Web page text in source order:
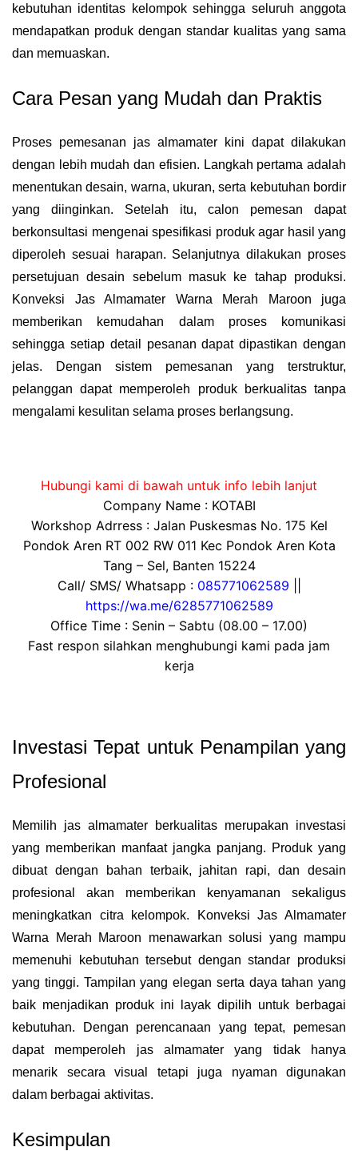
kebutuhan identitas kelompok sehingga seluruh anggota
mendapatkan produk dengan standar kualitas yang sama
dan memuaskan.
Cara Pesan yang Mudah dan Praktis
Proses pemesanan jas almamater kini dapat dilakukan
dengan lebih mudah dan efisien. Langkah pertama adalah
menentukan desain, warna, ukuran, serta kebutuhan bordir
yang diinginkan. Setelah itu, calon pemesan dapat
berkonsultasi mengenai spesifikasi produk agar hasil yang
diperoleh sesuai harapan. Selanjutnya dilakukan proses
persetujuan desain sebelum masuk ke tahap produksi.
Konveksi Jas Almamater Warna Merah Maroon juga
memberikan kemudahan dalam proses komunikasi
sehingga setiap detail pesanan dapat dipastikan dengan
jelas. Dengan sistem pemesanan yang terstruktur,
pelanggan dapat memperoleh produk berkualitas tanpa
mengalami kesulitan selama proses berlangsung.
Hubungi kami di bawah untuk info lebih lanjut
Company Name : KOTABI
Workshop Adrress : Jalan Puskesmas No. 175 Kel
Pondok Aren RT 002 RW 011 Kec Pondok Aren Kota
Tang – Sel, Banten 15224
Call/ SMS/ Whatsapp : 085771062589
https://wa.me/6285771062589
Office Time : Senin – Sabtu (08.00 – 17.00)
Fast respon silahkan menghubungi kami pada jam
kerja
Investasi Tepat untuk Penampilan yang
Profesional
Memilih jas almamater berkualitas merupakan investasi
yang memberikan manfaat jangka panjang. Produk yang
dibuat dengan bahan terbaik, jahitan rapi, dan desain
profesional akan memberikan kenyamanan sekaligus
meningkatkan citra kelompok. Konveksi Jas Almamater
Warna Merah Maroon menawarkan solusi yang mampu
memenuhi kebutuhan tersebut dengan standar produksi
yang tinggi. Tampilan yang elegan serta daya tahan yang
baik menjadikan produk ini layak dipilih untuk berbagai
kebutuhan. Dengan perencanaan yang tepat, pemesan
dapat memperoleh jas almamater yang tidak hanya
menarik secara visual tetapi juga nyaman digunakan
dalam berbagai aktivitas.
Kesimpulan